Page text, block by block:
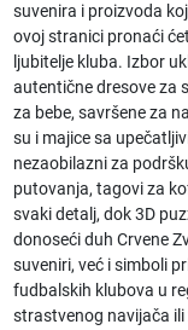
suvenira i proizvoda
ovoj stranici pronaći
ljubitelje kluba. Izbor
autentične dresove za
za bebe, savršene za
su i majice sa
nezaobilazni za
putovanja, tagovi za
svaki detalj, dok 3D
donoseći duh Crvene
suveniri, već i simboli
fudbalskih klubova u
strastvenog navijača